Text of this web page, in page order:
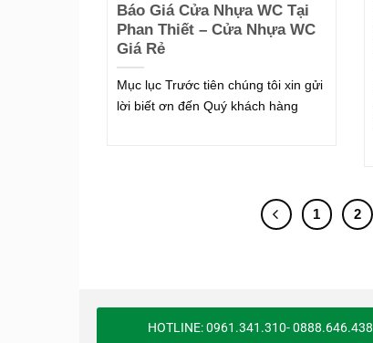
Báo Giá Cửa Nhựa WC Tại
Phan Thiết – Cửa Nhựa WC
Giá Rẻ
Mục lục Trước tiên chúng tôi xin gửi
lời biết ơn đến Quý khách hàng
1 2
HOTLINE: 0961.341.310- 0888.646.438